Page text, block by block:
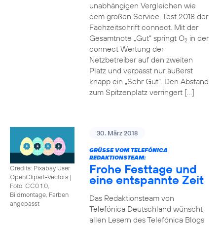
unabhängigen Vergleichen wie
dem großen Service-Test 2018 der
Fachzeitschrift connect. Mit der
Gesamtnote „Gut“ springt O2in der
connect Wertung der
Netzbetreiber auf den zweiten
Platz und verpasst nur äußerst
knapp ein „Sehr Gut“. Den Abstand
zum Spitzenplatz verringert […]
Credits: Pixabay User
OpenClipart-Vectors |
Foto: CC0 1.0,
Bildmontage, Farben
angepasst
30. März 2018
GRÜSSE VOM TELEFÓNICA R
EDAKTIONSTEAM:
Frohe Festtage und
eine entspannte Zeit
Das Redaktionsteam von
Telefónica Deutschland wünscht
allen Lesern des Telefónica Blogs